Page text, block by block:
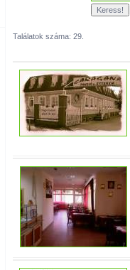
Találatok száma: 29.